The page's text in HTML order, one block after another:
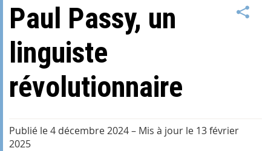
Paul Passy, un
linguiste
révolutionnaire
Publié le 4 décembre 2024– Mis à jour le 13 février
2025